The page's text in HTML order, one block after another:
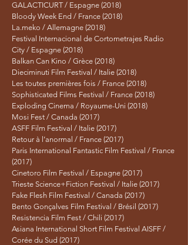
GALACTICURT / Espagne (2018)
Bloody Week End / France (2018)
La.meko / Allemagne (2018)
Festival Internacional de Cortometrajes Radio
City / Espagne (2018)
Balkan Can Kino / Grèce (2018)
Dieciminuti Film Festival / Italie (2018)
Les toutes premières fois / France (2018)
Sophisticated Films Festival / France (2018)
Exploding Cinema / Royaume-Uni (2018)
Mosi Fest / Canada (2017)
ASFF Film Festival / Italie (2017)
Retour à l’anormal / France (2017)
Paris International Fantastic Film Festival / France
(2017)
Cinetoro Film Festival / Espagne (2017)
Trieste Science+Fiction Festival / Italie (2017)
Fake Flesh Film Festival / Canada (2017)
Bento Gonçalves Film Festival / Brésil (2017)
Resistencia Film Fest / Chili (2017)
Asiana International Short Film Festival AISFF /
Corée du Sud (2017)